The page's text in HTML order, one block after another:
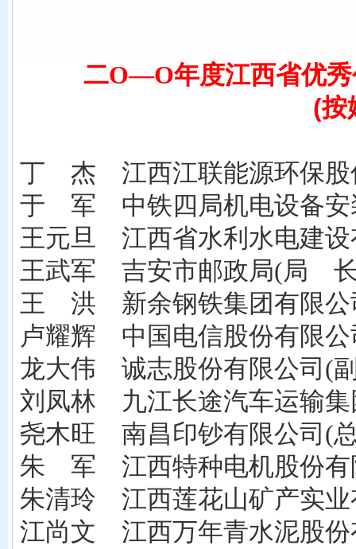
二O—O年度江西省优
(按
丁 杰 江西江联能源环保
于 军 中铁四局机电设备安
王元旦 江西省水利水电建设
王武军 吉安市邮政局(局
王 洪 新余钢铁集团有限公
卢耀辉 中国电信股份有限公
龙大伟 诚志股份有限公司(
刘凤林 九江长途汽车运输集
尧木旺 南昌印钞有限公司(
朱 军 江西特种电机股份有
朱清玲 江西莲花山矿产实业
江尚文 江西万年青水泥股份